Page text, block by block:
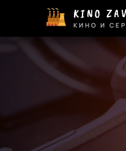
KINO
КИНО И